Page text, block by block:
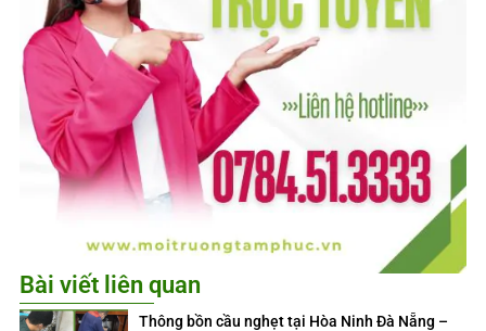
Bài viết liên quan
Thông bồn cầu nghẹt tại Hòa Ninh Đà Nẵng –